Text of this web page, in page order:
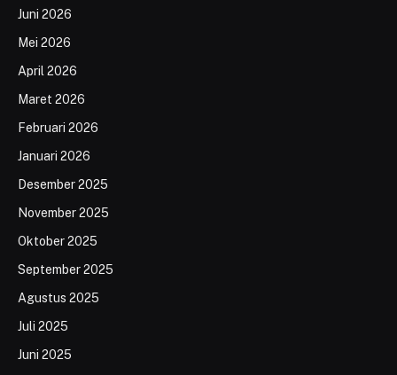
Juni 2026
Mei 2026
April 2026
Maret 2026
Februari 2026
Januari 2026
Desember 2025
November 2025
Oktober 2025
September 2025
Agustus 2025
Juli 2025
Juni 2025